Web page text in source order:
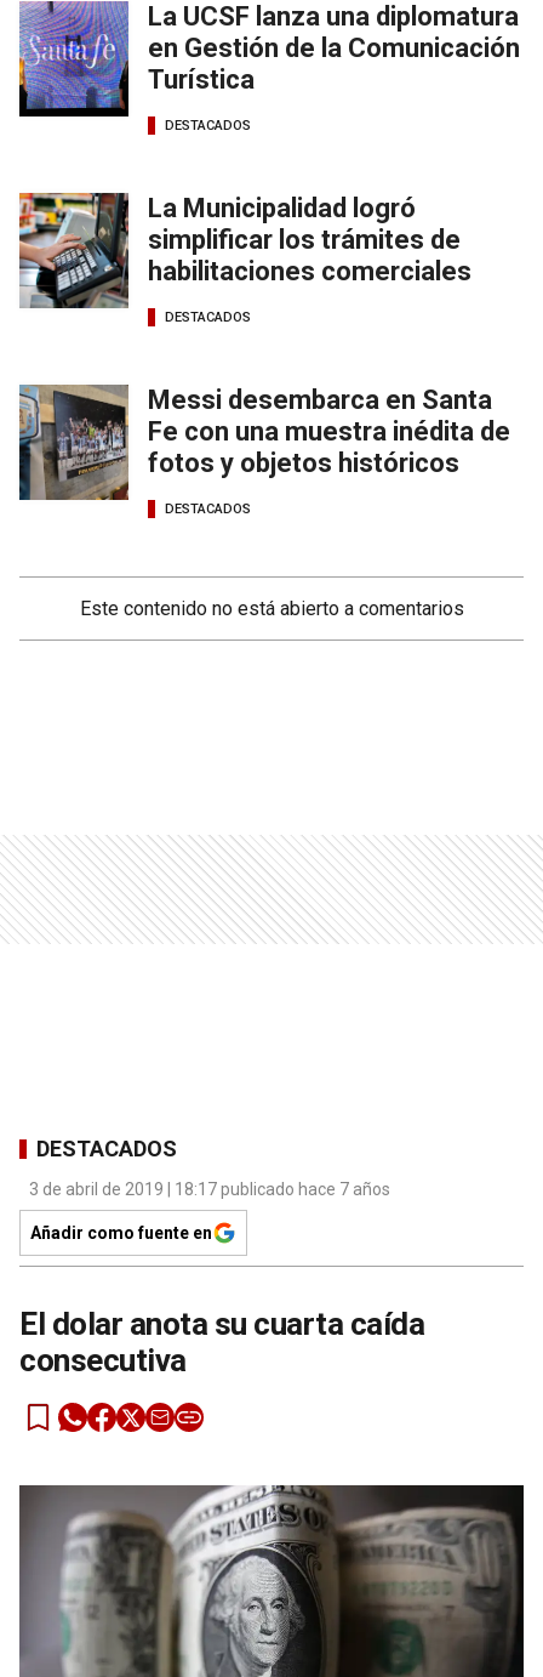
La UCSF lanza una diplomatura
en Gestión de la Comunicación
Turística
DESTACADOS
La Municipalidad logró
simplificar los trámites de
habilitaciones comerciales
DESTACADOS
Messi desembarca en Santa
Fe con una muestra inédita de
fotos y objetos históricos
DESTACADOS
Este contenido no está abierto a comentarios
DESTACADOS
3 de abril de 2019 | 18:17 publicado hace 7 años
Añadir como fuente en
El dolar anota su cuarta caída
consecutiva